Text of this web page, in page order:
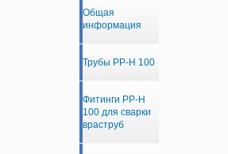
Общая
информация
Трубы PP-H 100
Фитинги PP-H
100 для сварки
враструб